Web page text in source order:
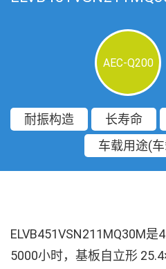
AEC-Q200
耐振构造 长寿命
车载用途(
ELVB451VSN211MQ30M
5000小时，基板自立形